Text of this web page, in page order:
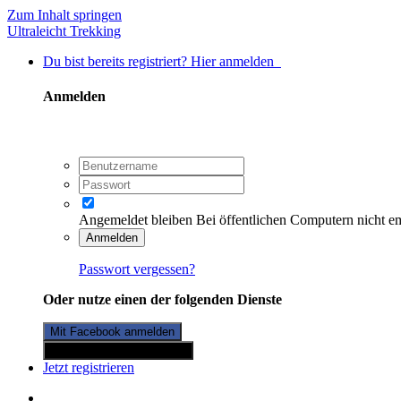
Zum Inhalt springen
Ultraleicht Trekking
Du bist bereits registriert? Hier anmelden
Anmelden
Angemeldet bleiben Bei öffentlichen Computern nicht
Anmelden
Passwort vergessen?
Oder nutze einen der folgenden Dienste
Mit Facebook anmelden
Jetzt registrieren